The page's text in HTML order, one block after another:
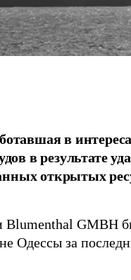
в
в результате
открытых
Blumenthal GMBH
Одессы за